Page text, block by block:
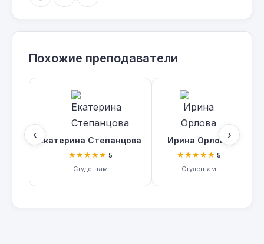
Похожие преподаватели
‹ Екатерина Степанцова
★★★★★ 5
Студентам
Ирина Орлова
★★★★★ 5
Студентам
›